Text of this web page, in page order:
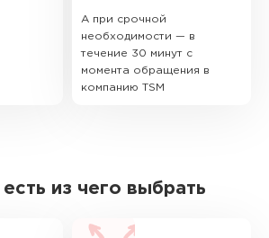
А при срочной
необходимости — в
течение 30 минут с
момента обращения в
компанию TSM
есть из чего выбрать